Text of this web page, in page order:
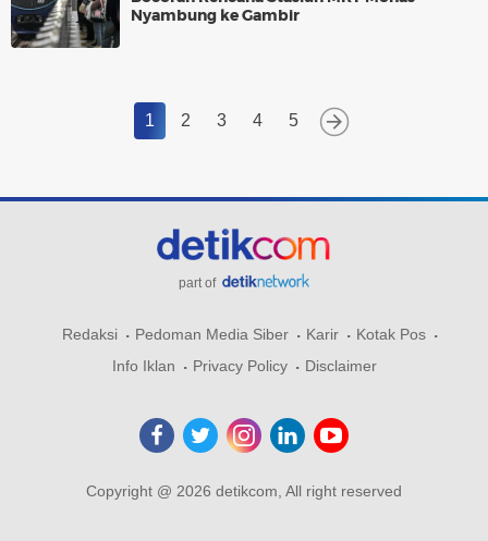
Nyambung ke Gambir
1 2 3 4 5
part of
Redaksi Pedoman Media Siber Karir
Kotak Pos
Info Iklan
Privacy Policy Disclaimer
Copyright @ 2026 detikcom, All right reserved